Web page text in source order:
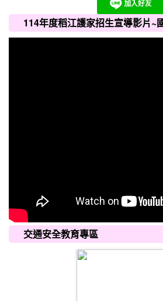
114年度稻江護家招生宣導影片~
交通安全教育專區